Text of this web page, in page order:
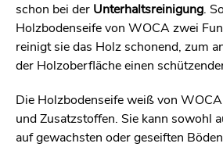
schon bei der Unterhaltsreinigung.
Holzbodenseife von WOCA zwei
reinigt sie das Holz schonend, zum
der Holzoberfläche einen
Die Holzbodenseife weiß von
und Zusatzstoffen. Sie kann sowohl
auf gewachsten oder geseiften